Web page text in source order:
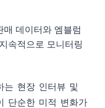
매 데이터와 엠블럼
속적으로 모니터링
는 현장 인터뷰 및
단순한 미적 변화가